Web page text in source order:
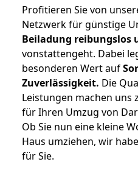
Profitieren Sie von
Netzwerk für günstige
Beiladung reibungslos
vonstattengeht. Dabei
besonderen Wert auf
Zuverlässigkeit. Die
Leistungen machen uns
für Ihren Umzug von
Ob Sie nun eine kleine
Haus umziehen, wir
für Sie.